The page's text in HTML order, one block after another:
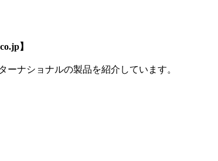
】
ーナショナルの製品を紹介しています。